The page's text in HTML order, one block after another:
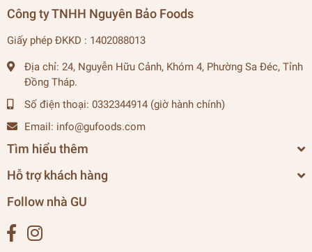
Công ty TNHH Nguyên Bảo Foods
Giấy phép ĐKKD : 1402088013
Địa chỉ: 24, Nguyễn Hữu Cảnh, Khóm 4, Phường Sa Đéc, Tỉnh
Đồng Tháp.
Số điện thoại: 0332344914 (giờ hành chính)
Email: info@gufoods.com
Tìm hiểu thêm
Hỗ trợ khách hàng
Follow nhà GU